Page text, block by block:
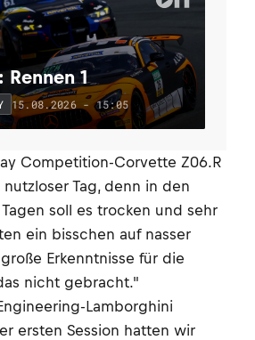
1
15.08.2026 - 15:05
Competition-Corvette Z06.R
Tag, denn in den
soll es trocken und sehr
ein bisschen auf nasser
Erkenntnisse für die
nicht gebracht."
Lamborghini
ersten Session hatten wir